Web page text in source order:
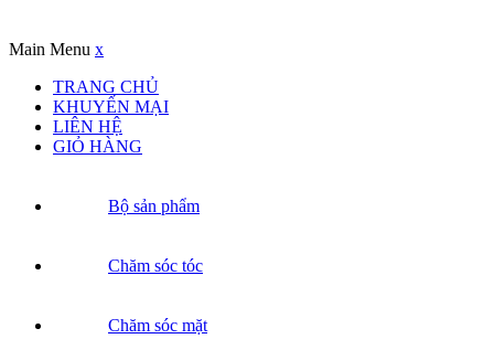
Main Menu x
TRANG CHỦ
KHUYẾN MẠI
LIÊN HỆ
GIỎ HÀNG
Bộ sản phẩm
Chăm sóc tóc
Chăm sóc mặt